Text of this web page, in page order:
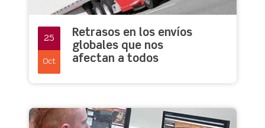
25
Oct
Retrasos en los envíos
globales que nos
afectan a todos